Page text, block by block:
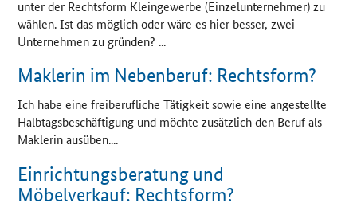
unter der Rechtsform Kleingewerbe (Einzelunternehmer) zu
wählen. Ist das möglich oder wäre es hier besser, zwei
Unternehmen zu gründen? ...
Maklerin im Nebenberuf: Rechtsform?
Ich habe eine freiberufliche Tätigkeit sowie eine angestellte
Halbtagsbeschäftigung und möchte zusätzlich den Beruf als
Maklerin ausüben....
Einrichtungsberatung und
Möbelverkauf: Rechtsform?